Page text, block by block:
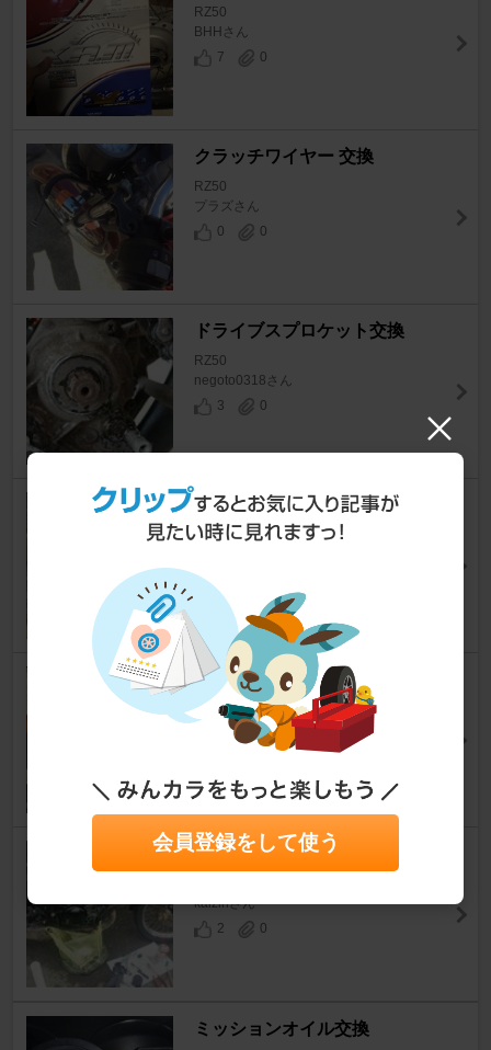
RZ50
BHHさん
7
0
クラッチワイヤー 交換
RZ50
プラズさん
0
0
ドライブスプロケット交換
RZ50
negoto0318さん
3
0
チェーンとスプロケ交換。
RZ50
チェーン交換
RZ50
volleyballさん
RZ50 クラッチ交換
kaizinさん
2
0
ミッションオイル交換
会員登録をして使う